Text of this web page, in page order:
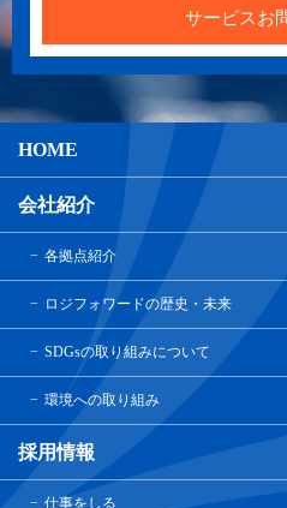
サービスお
HOME
会社紹介
各拠点紹介
ロジフォワードの歴史・未来
SDGsの取り組みについて
環境への取り組み
採用情報
仕事をしる